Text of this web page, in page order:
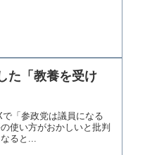
た「教養を受け
「参政党は議員になる
使い方がおかしいと批判
ると...